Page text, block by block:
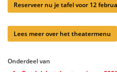
Reserveer nu je tafel voor 12
Lees meer over het theatermenu
Onderdeel van